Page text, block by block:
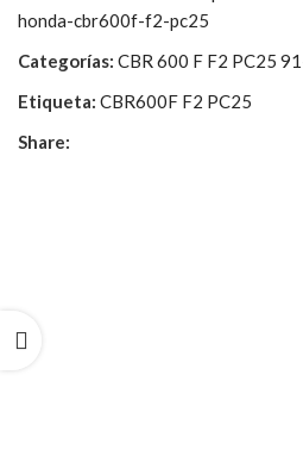
honda-cbr600f-f2-pc25
Categorías: CBR 600 F F2 PC25
Etiqueta: CBR600F F2 PC25
Share: